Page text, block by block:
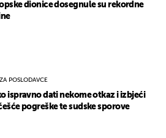
dionice dosegnule su rekordne
ZA POSLODAVCE
ispravno dati nekome otkaz i izbjeći
pogreške te sudske sporove